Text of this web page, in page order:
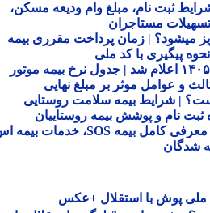
مسکن ۱۴۰۵ | شرایط ثبت نام، مبلغ وام ودیعه مسکن،
مستاجران
| زمان پرداخت مقرری بیمه
قیمت بیمه موتور سیکلت ۱۴۰۵ اعلام شد | جدول نرخ بیمه موتور
موثر بر مبلغ نهایی
شرایط بیمه سلامت روستایی
بیمه اس او اس چیست؟ | معرفی کامل بیمه SOS، خدمات بیمه اس
پوش با استقلال +عکس